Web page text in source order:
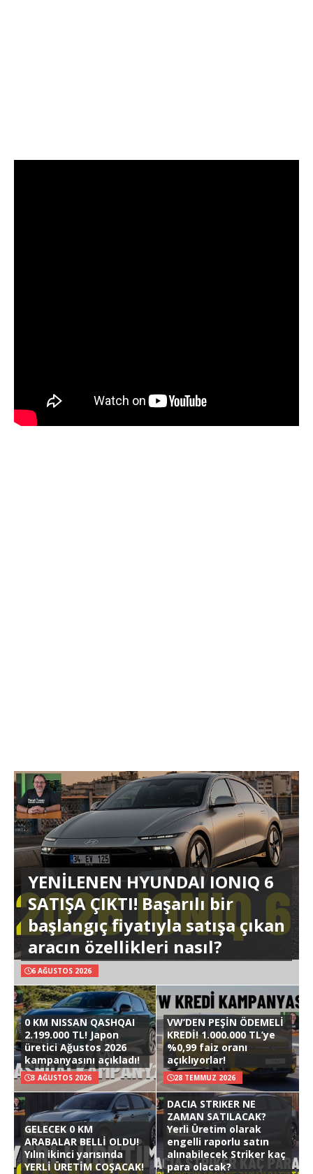
YENİLENEN HYUNDAI IONIQ 6
SATIŞA ÇIKTI! Başarılı bir
başlangıç fiyatıyla satışa çıkan
aracın özellikleri nasıl?
6 AĞUSTOS 2026
0 KM NISSAN QASHQAI
2.199.000 TL! Japon
üretici Ağustos 2026
kampanyasını açıkladı!
3 AĞUSTOS 2026
VW’DEN PEŞİN ÖDEMELİ
KREDİ! 1.000.000 TL’ye
%0,99 faiz oranı
açıklıyorlar!
28 TEMMUZ 2026
GELECEK 0 KM
ARABALAR BELLİ OLDU!
Yılın ikinci yarısında
YERLİ ÜRETİM COŞACAK!
DACIA STRIKER NE
ZAMAN SATILACAK?
Yerli Üretim olarak
engelli raporlu satın
alınabilecek Striker kaç
para olacak?